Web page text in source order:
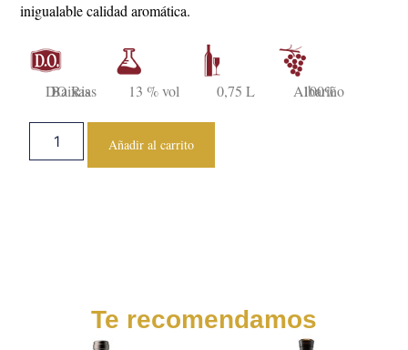
inigualable calidad aromática.
DO Rias Baixas 13 % vol 0,75 L 100% Albariño
Añadir al carrito
Alternative:
Te recomendamos